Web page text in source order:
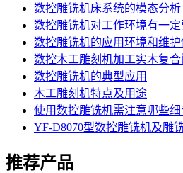
数控雕铣机床系统的模态分析
数控雕铣机对工作环境有一定
数控雕铣机的应用环境和维
数控木工雕刻机加工实木复合
数控雕铣机的典型应用
木工雕刻机特点及用途
使用数控雕铣机需注意哪些细
YF-D8070型数控雕铣机及雕
推荐产品